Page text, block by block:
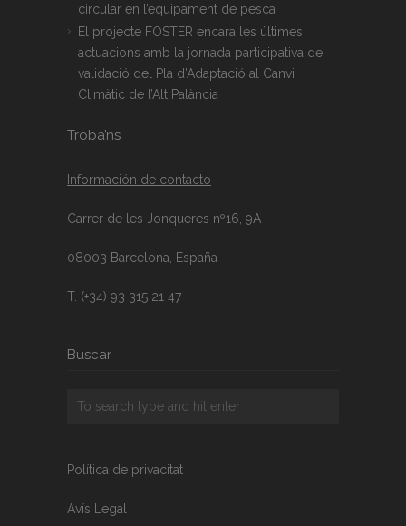
circular en l’equipament de pesca
El projecte FOSTER encara les últimes
actuacions amb la jornada participativa de
validació del Pla d’Adaptació al Canvi
Climàtic de l’Alt Palància
Troba’ns
Información de contacto
Carrer de les Jonqueres nº16, 9A
08003 Barcelona, España
T. (+34) 93 315 21 47
Buscar
Política de privacitat
Avís Legal